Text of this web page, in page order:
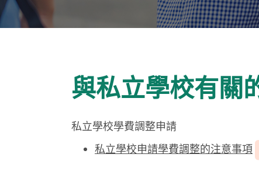
與私立學校有關
私立學校學費調整申請
私立學校申請學費調整的注意事項